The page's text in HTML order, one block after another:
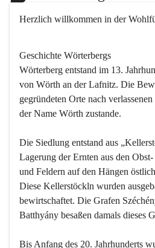
Herzlich willkommen in der
Geschichte Wörterbergs
Wörterberg entstand im 13.
von Wörth an der Lafnitz. Die
gegründeten Orte nach
der Name Wörth zustande.
Die Siedlung entstand aus
Lagerung der Ernten aus den
und Feldern auf den Hängen
Diese Kellerstöckln wurden
bewirtschaftet. Die Grafen
Batthyány besaßen damals dieses
Bis Anfang des 20. Jahrhunderts